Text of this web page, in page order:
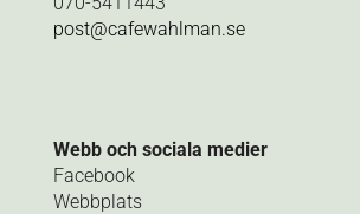
post@cafewahlman.se
Webb och sociala medier
Facebook
Webbplats